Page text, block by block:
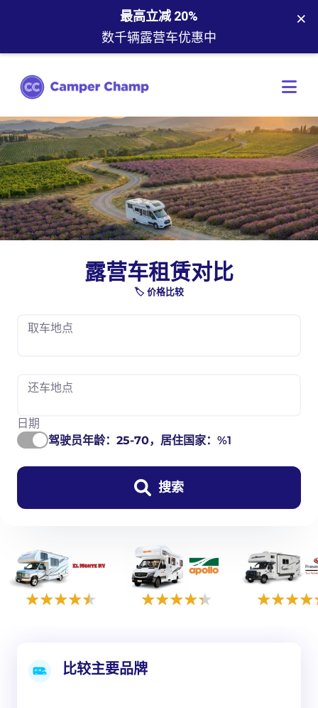
最高立减 20%
数千辆露营车优惠中
×
露营车租赁对比
🏷️ 价格比较
取车地点
还车地点
日期
驾驶员年龄： 25-70，居住国家：%1
搜索
比较主要品牌